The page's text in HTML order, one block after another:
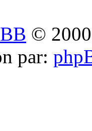
©
par: